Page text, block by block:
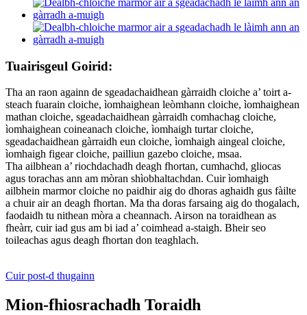
Tuairisgeul Goirid:
Tha an raon againn de sgeadachaidhean gàrraidh cloiche a’ toirt a-
steach fuarain cloiche, ìomhaighean leòmhann cloiche, ìomhaighean
mathan cloiche, sgeadachaidhean gàrraidh comhachag cloiche,
ìomhaighean coineanach cloiche, ìomhaigh turtar cloiche,
sgeadachaidhean gàrraidh eun cloiche, ìomhaigh aingeal cloiche,
ìomhaigh figear cloiche, pailliun gazebo cloiche, msaa.
Tha ailbhean a’ riochdachadh deagh fhortan, cumhachd, gliocas
agus torachas ann am mòran shìobhaltachdan. Cuir ìomhaigh
ailbhein marmor cloiche no paidhir aig do dhoras aghaidh gus fàilte
a chuir air an deagh fhortan. Ma tha doras farsaing aig do thogalach,
faodaidh tu nithean mòra a cheannach. Airson na toraidhean as
fheàrr, cuir iad gus am bi iad a’ coimhead a-staigh. Bheir seo
toileachas agus deagh fhortan don teaghlach.
Cuir post-d thugainn
Mion-fhiosrachadh Toraidh